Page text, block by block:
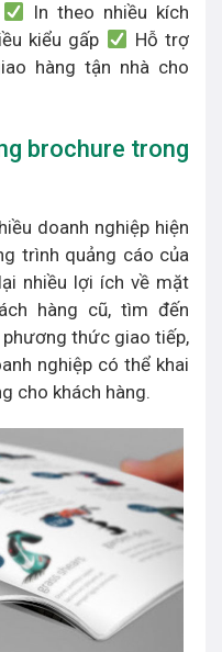
In theo nhiều kích
kiểu gấp
Hỗ trợ
hàng tận nhà cho
brochure trong
doanh nghiệp hiện
trình quảng cáo của
nhiều lợi ích về mặt
hàng cũ, tìm đến
thức giao tiếp,
nghiệp có thể khai
cho khách hàng.